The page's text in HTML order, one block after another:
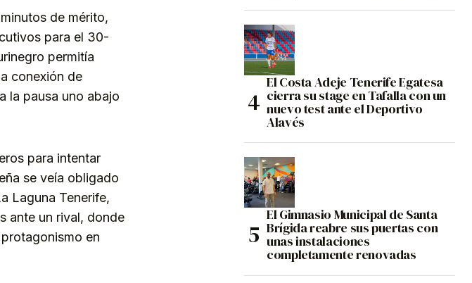
de mérito,
para el 30-
permitía
conexión de
la pausa uno abajo
para intentar
se veía obligado
Laguna Tenerife,
ante un rival, donde
en
El Costa Adeje Tenerife Egatesa
cierra su stage en Tafalla con un
nuevo test ante el Deportivo
Alavés
El Gimnasio Municipal de Santa
Brígida reabre sus puertas con
unas instalaciones
completamente renovadas